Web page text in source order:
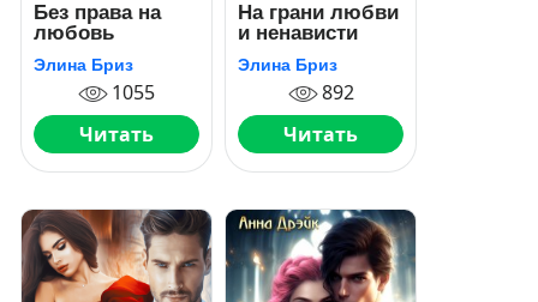
Без права на
любовь
Элина Бриз
1055
Читать
На грани любви
и ненависти
Элина Бриз
892
Читать